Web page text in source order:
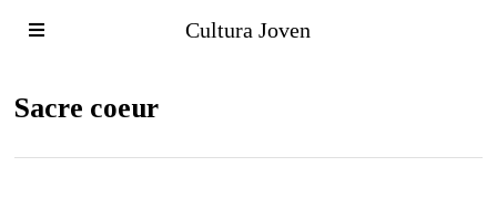
Cultura Joven
Sacre coeur